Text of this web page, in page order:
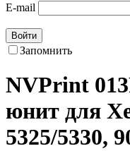
E-mail
Войти
Запомнить
NVPrint
юнит для
5325/5330,